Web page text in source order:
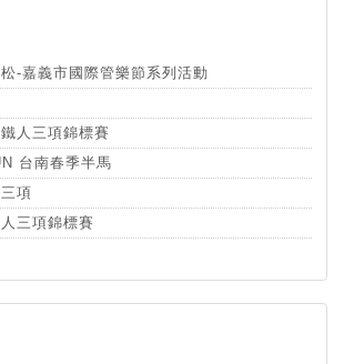
-嘉義市國際管樂節系列活動
人三項錦標賽
台南春季半馬
項
三項錦標賽